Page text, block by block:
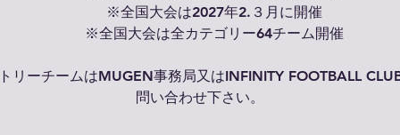
※全国大会は2027年2.３月に開催
※全国大会は全カテゴリー64チーム開催
リーチームはMUGEN事務局又はINFINITY FOOTBALL
問い合わせ下さい。